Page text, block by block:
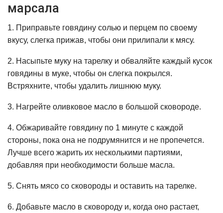
марсала
1. Приправьте говядину солью и перцем по своему
вкусу, слегка прижав, чтобы они прилипали к мясу.
2. Насыпьте муку на тарелку и обваляйте каждый кусок
говядины в муке, чтобы он слегка покрылся.
Встряхните, чтобы удалить лишнюю муку.
3. Нагрейте оливковое масло в большой сковороде.
4. Обжаривайте говядину по 1 минуте с каждой
стороны, пока она не подрумянится и не пропечется.
Лучше всего жарить их несколькими партиями,
добавляя при необходимости больше масла.
5. Снять мясо со сковороды и оставить на тарелке.
6. Добавьте масло в сковороду и, когда оно растает,